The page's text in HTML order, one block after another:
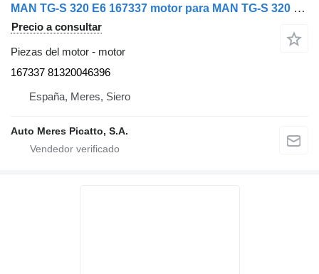
MAN TG-S 320 E6 167337 motor para MAN TG-S 320 E6 camión
Precio a consultar
Piezas del motor - motor
167337 81320046396
España, Meres, Siero
Auto Meres Picatto, S.A.